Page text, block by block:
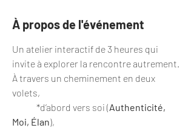
À propos de l'événement
Un atelier interactif de 3 heures qui
invite à explorer la rencontre autrement.
À travers un cheminement en deux
volets,
	*d’abord vers soi (
Authenticité,
Moi, Élan),